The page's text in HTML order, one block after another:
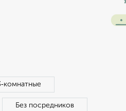
Без посредников